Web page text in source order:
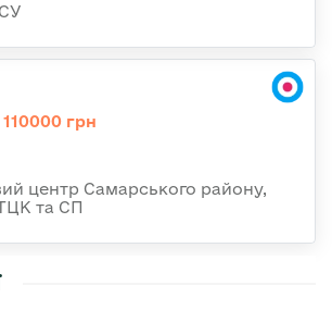
грн
центр Самарського району,
та СП